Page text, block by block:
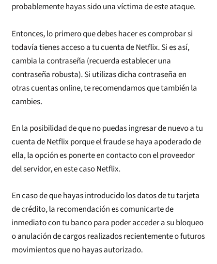
probablemente hayas sido una víctima de este ataque.
Entonces, lo primero que debes hacer es comprobar si
todavía tienes acceso a tu cuenta de Netflix. Si es así,
cambia la contraseña (recuerda establecer una
contraseña robusta). Si utilizas dicha contraseña en
otras cuentas online, te recomendamos que también la
cambies.
En la posibilidad de que no puedas ingresar de nuevo a tu
cuenta de Netflix porque el fraude se haya apoderado de
ella, la opción es ponerte en contacto con el proveedor
del servidor, en este caso Netflix.
En caso de que hayas introducido los datos de tu tarjeta
de crédito, la recomendación es comunicarte de
inmediato con tu banco para poder acceder a su bloqueo
o anulación de cargos realizados recientemente o futuros
movimientos que no hayas autorizado.